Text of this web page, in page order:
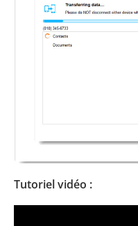
Tutoriel vidéo :